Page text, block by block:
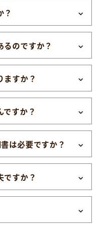
？
るのですか？
ますか？
ですか？
は必要ですか？
ですか？